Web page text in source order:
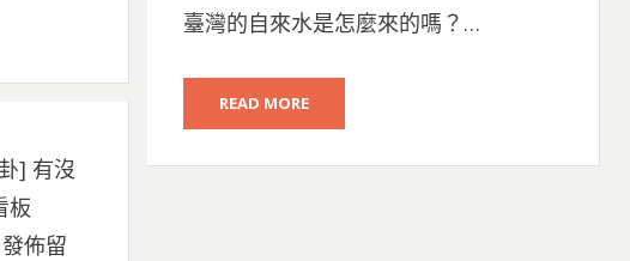
臺灣的自來水是怎麼來的嗎？…
READ MORE
] 有沒
板
佈留